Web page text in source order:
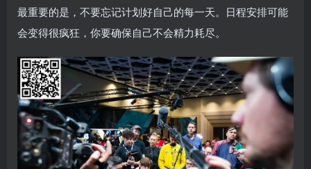
最重要的是，不要忘记计划好自己的每一天。日程安排可能
会变得很疯狂，你要确保自己不会精力耗尽。